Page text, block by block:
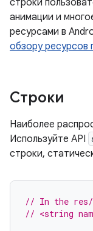
строки
анимации и
ресурсами в
обзору ресурсов
Строки
Наиболее
Используйте API
строки,
// In the
// <string